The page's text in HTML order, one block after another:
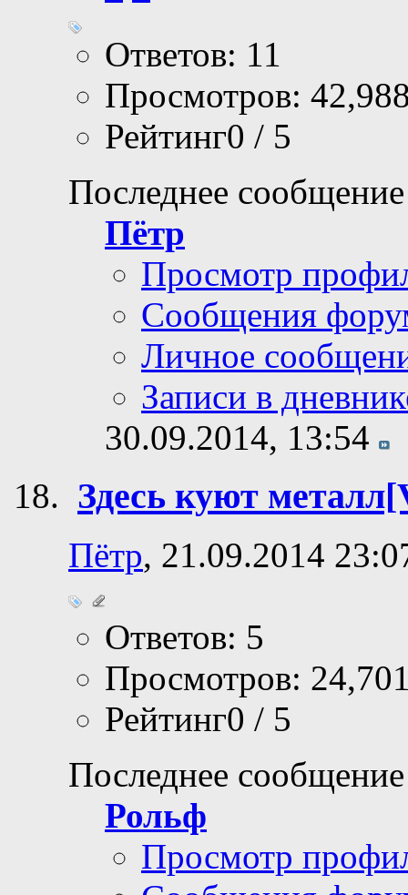
2 Страницы
1 2
Ответов: 11
Просмотров:
Рейтинг0 / 5
Последнее
Пётр
Просмотр
Сообщения
Личное
Записи в
30.09.2014,13:54
Здесь куют
Пётр, 21.09.2014
Ответов: 5
Просмотров:
Рейтинг0 / 5
Последнее